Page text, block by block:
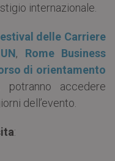
internazionale.
delle Carriere
, Rome Business
di orientamento
potranno accedere
dell’evento.
: